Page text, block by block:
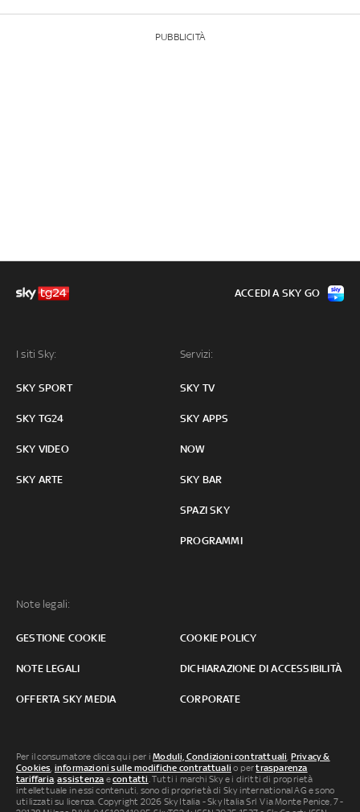
PUBBLICITÀ
I siti Sky:
SKY SPORT
SKY TG24
SKY VIDEO
SKY ARTE
Servizi:
SKY TV
SKY APPS
NOW
SKY BAR
SPAZI SKY
PROGRAMMI
Note legali:
GESTIONE COOKIE COOKIE POLICY
NOTE LEGALI DICHIARAZIONE DI ACCESSIBILITÀ
OFFERTA SKY MEDIA CORPORATE
ACCEDI A SKY GO
Per il consumatore clicca qui per iModuli, Condizioni contrattuali, Privacy &
Cookies, informazioni sulle modifiche contrattuali o pertrasparenza
tariffaria,assistenza econtatti. Tutti i marchi Sky e i diritti di proprietà
intellettuale in essi contenuti, sono di proprietà di Sky international AG e sono
utilizzati su licenza. Copyright 2026 Sky Italia - Sky Italia Srl Via Monte Penice, 7 -